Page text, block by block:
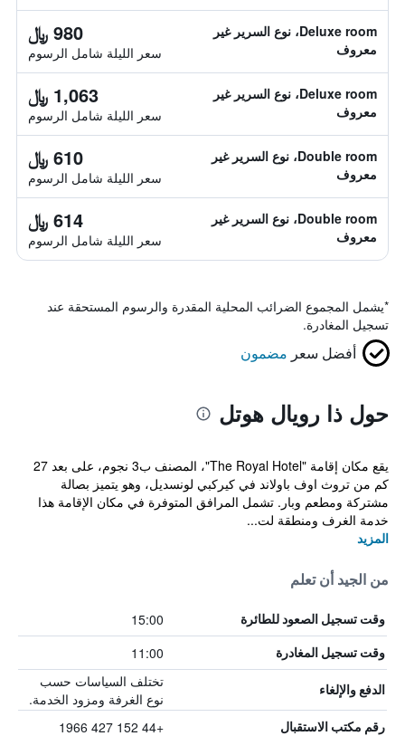
Deluxe room، نوع السرير غير
معروف
980 ﷼
سعر الليلة شامل الرسوم
Deluxe room، نوع السرير غير
معروف
1,063 ﷼
سعر الليلة شامل الرسوم
Double room، نوع السرير غير
معروف
610 ﷼
سعر الليلة شامل الرسوم
Double room، نوع السرير غير
معروف
614 ﷼
سعر الليلة شامل الرسوم
*يشمل المجموع الضرائب المحلية المقدرة والرسوم المستحقة عند
تسجيل المغادرة.
أفضل سعر مضمون
حول ذا رويال هوتل
يقع مكان إقامة "The Royal Hotel"، المصنف ب3 نجوم، على بعد 27
كم من تروث اوف باولاند في كيركبي لونسديل، وهو يتميز بصالة
مشتركة ومطعم وبار. تشمل المرافق المتوفرة في مكان الإقامة هذا
خدمة الغرف ومنطقة لت...
المزيد
من الجيد أن تعلم
وقت تسجيل الصعود للطائرة 15:00
وقت تسجيل المغادرة 11:00
الدفع والإلغاء
تختلف السياسات حسب
نوع الغرفة ومزود الخدمة.
رقم مكتب الاستقبال +44 152 427 1966